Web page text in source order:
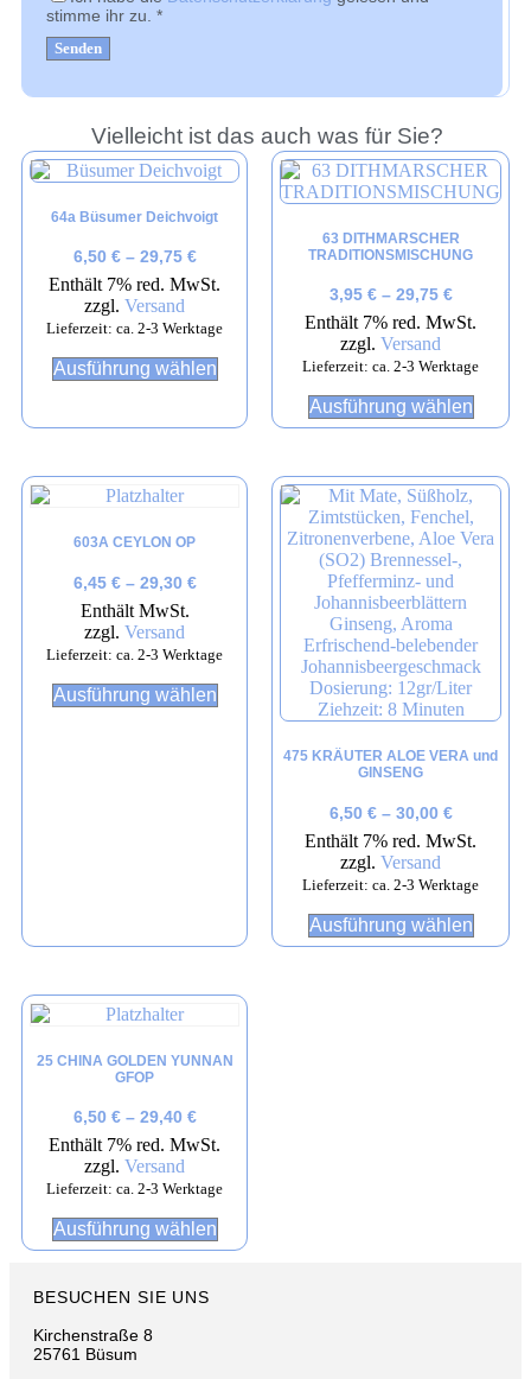
stimme ihr zu. *
Vielleicht ist das auch was für Sie?
64a Büsumer Deichvoigt
6,50 € – 29,75 €
Enthält 7% red. MwSt.
zzgl. Versand
Lieferzeit: ca. 2-3 Werktage
Ausführung wählen
63 DITHMARSCHER
TRADITIONSMISCHUNG
3,95 € – 29,75 €
Enthält 7% red. MwSt.
zzgl. Versand
Lieferzeit: ca. 2-3 Werktage
Ausführung wählen
603A CEYLON OP
6,45 € – 29,30 €
Enthält MwSt.
zzgl. Versand
Lieferzeit: ca. 2-3 Werktage
Ausführung wählen
475 KRÄUTER ALOE VERA und
GINSENG
6,50 € – 30,00 €
Enthält 7% red. MwSt.
zzgl. Versand
Lieferzeit: ca. 2-3 Werktage
Ausführung wählen
25 CHINA GOLDEN YUNNAN
GFOP
6,50 € – 29,40 €
Enthält 7% red. MwSt.
zzgl. Versand
Lieferzeit: ca. 2-3 Werktage
Ausführung wählen
BESUCHEN SIE UNS
Kirchenstraße 8
25761 Büsum